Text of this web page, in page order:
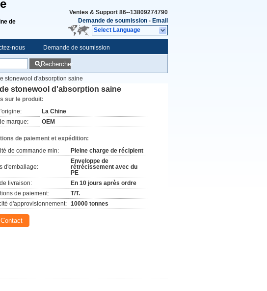
de
Ventes & Support 86--13809274790
Demande de soumission - Email
Select Language
nous Demande de soumission
Rechercher
stonewool d'absorption saine
stonewool d'absorption saine
sur le produit:
La Chine
marque:
OEM
de paiement et expédition:
de commande min:
Pleine charge de récipient
d'emballage:
Enveloppe de
rétrécissement avec du
PE
livraison:
En 10 jours après ordre
de paiement:
T/T.
d'approvisionnement: 10000 tonnes
Contact